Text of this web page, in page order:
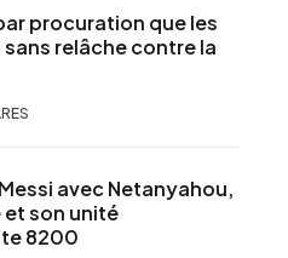
procuration que les
relâche contre la
avec Netanyahou,
et son unité
8200